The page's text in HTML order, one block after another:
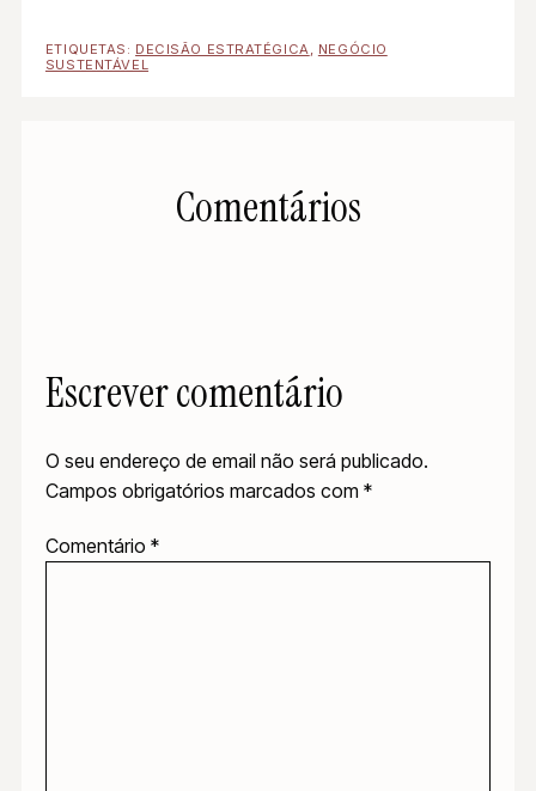
ETIQUETAS: DECISÃO ESTRATÉGICA
NEGÓCIO
SUSTENTÁVEL
Comentários
Escrever comentário
O seu endereço de email não será publicado.
Campos obrigatórios marcados com *
Comentário *